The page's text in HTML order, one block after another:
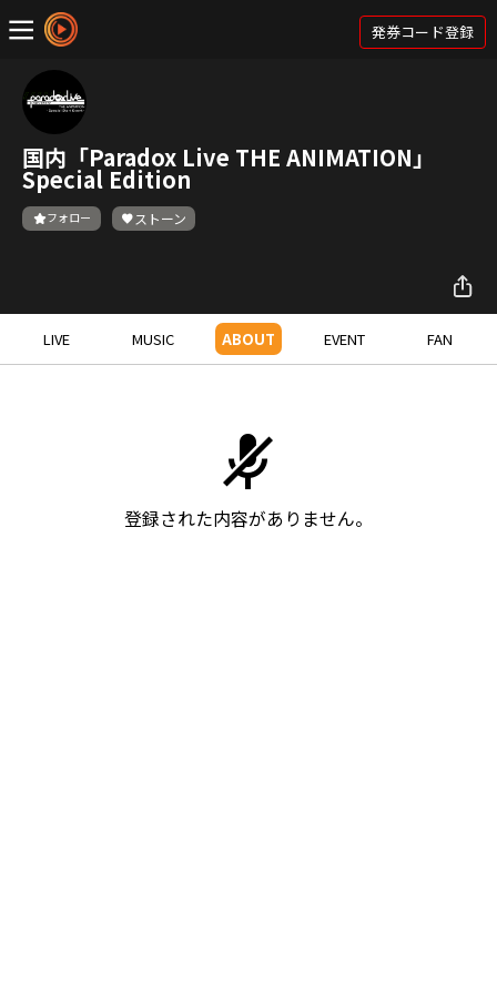
発券コード登録
国内「Paradox Live THE ANIMATION」
Special Edition
フォロー ストーン
LIVE MUSIC ABOUT EVENT FAN
登録された内容がありません。